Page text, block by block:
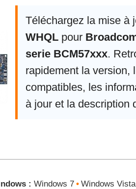
Téléchargez la mise à
WHQL pour
serie BCM57xxx.
rapidement la version,
compatibles, les
à jour et la description
: Windows 7 • Windows Vista